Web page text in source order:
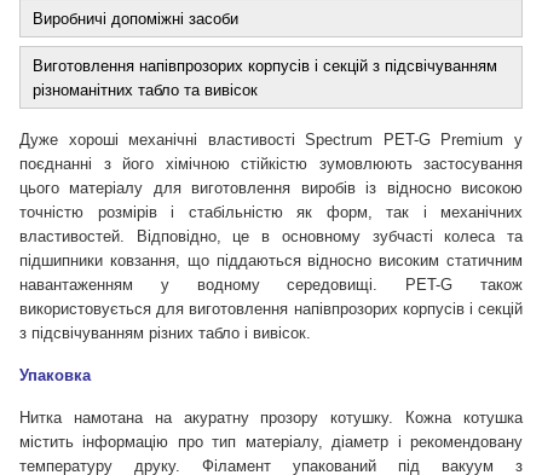
Виробничі допоміжні засоби
Виготовлення напівпрозорих корпусів і секцій з підсвічуванням
різноманітних табло та вивісок
Дуже хороші механічні властивості Spectrum PET-G Premium у
поєднанні з його хімічною стійкістю зумовлюють застосування
цього матеріалу для виготовлення виробів із відносно високою
точністю розмірів і стабільністю як форм, так і механічних
властивостей. Відповідно, це в основному зубчасті колеса та
підшипники ковзання, що піддаються відносно високим статичним
навантаженням у водному середовищі. PET-G також
використовується для виготовлення напівпрозорих корпусів і секцій
з підсвічуванням різних табло і вивісок.
Упаковка
Нитка намотана на акуратну прозору котушку. Кожна котушка
містить інформацію про тип матеріалу, діаметр і рекомендовану
температуру друку. Філамент упакований під вакуум з